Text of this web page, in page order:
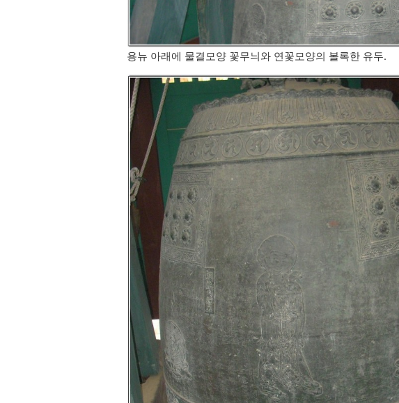
용뉴 아래에 물결모양 꽃무늬와 연꽃모양의 볼록한 유두.